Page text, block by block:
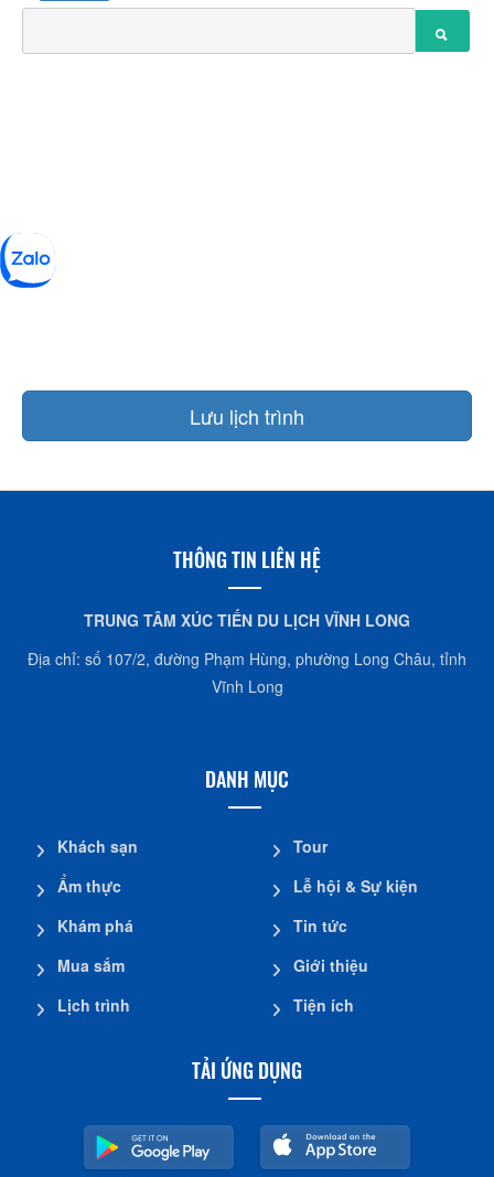
Lưu lịch trình
THÔNG TIN LIÊN HỆ
TRUNG TÂM XÚC TIẾN DU LỊCH VĨNH LONG
Địa chỉ: số 107/2, đường Phạm Hùng, phường Long Châu, tỉnh
Vĩnh Long
DANH MỤC
Khách sạn
Ẩm thực
Khám phá
Mua sắm
Lịch trình
Tour
Lễ hội & Sự kiện
Tin tức
Giới thiệu
Tiện ích
TẢI ỨNG DỤNG